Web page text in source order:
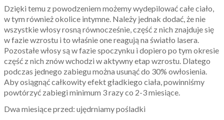
Dzięki temu z powodzeniem możemy wydepilować całe ciało,
w tym również okolice intymne. Należy jednak dodać, że nie
wszystkie włosy rosną równocześnie, część z nich znajduje się
w fazie wzrostu i to właśnie one reagują na światło lasera.
Pozostałe włosy są w fazie spoczynku i dopiero po tym okresie
część z nich znów wchodzi w aktywny etap wzrostu. Dlatego
podczas jednego zabiegu można usunąć do 30% owłosienia.
Aby osiągnąć całkowity efekt gładkiego ciała, powinniśmy
powtórzyć zabiegi minimum 3 razy co 2-3 miesiące.
Dwa miesiące przed: ujędrniamy pośladki